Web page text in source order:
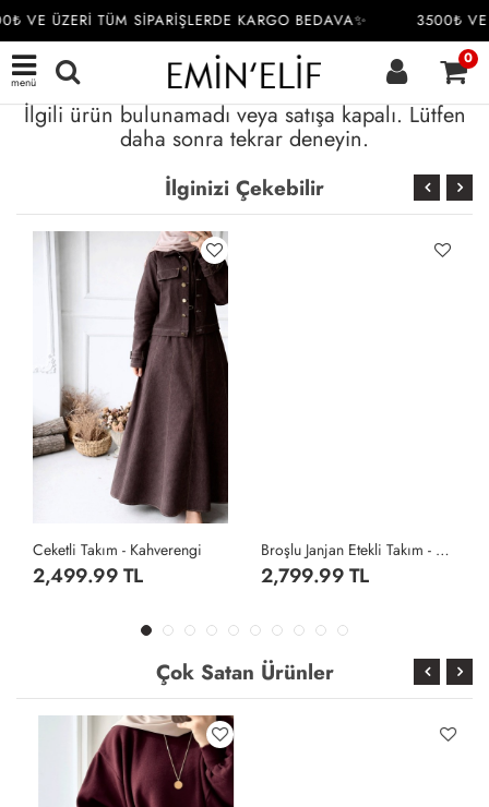
VE ÜZERİ TÜM SİPARİŞLERDE KARGO BEDAVA✨ 3500₺ VE
menü
0
İlgili ürün bulunamadı veya satışa kapalı. Lütfen
daha sonra tekrar deneyin.
İlginizi Çekebilir
Ceketli Takım - Kahverengi
2,499.99 TL
Broşlu Janjan Etekli Takım - Siyah
2,799.99 TL
Çok Satan Ürünler